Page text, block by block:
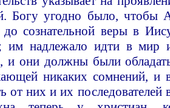
Богу угодно было, чтобы
сознательной веры в
им надлежало идти в мир
и они должны были
никаких сомнений, и
от них и их последователей